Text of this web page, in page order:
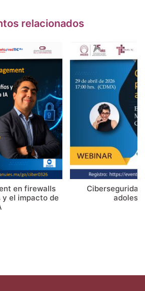
relacionados
en firewalls
el impacto de